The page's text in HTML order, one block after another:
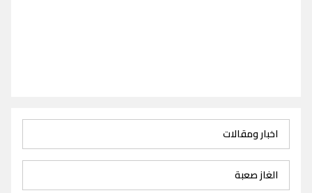
اخبار ومقالات
الغاز صعبة